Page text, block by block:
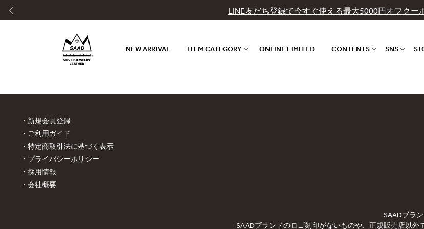
LINE友だち登録で今すぐ使える最大5000円オフクー
NEW ARRIVAL ITEM CATEGORY ONLINE LIMITED CONTENTS SNS
新規会員登録
ご利用ガイド
特定商取引法に基づく表示
プライバシーポリシー
採用情報
会社概要
SAADブラ
SAADブランドのロゴ刻印がないものや、正規販売店以外